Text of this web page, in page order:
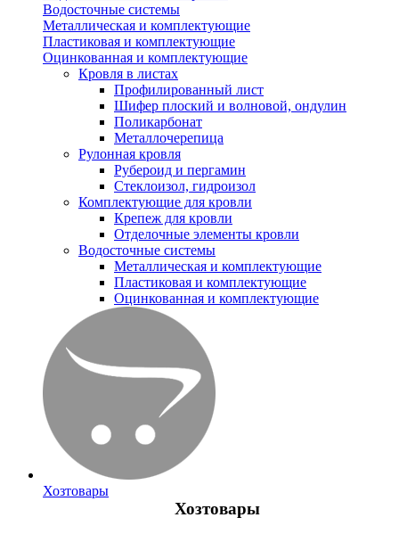
Водосточные системы
Металлическая и комплектующие
Пластиковая и комплектующие
Оцинкованная и комплектующие
Кровля в листах
Профилированный лист
Шифер плоский и волновой, ондулин
Поликарбонат
Металлочерепица
Рулонная кровля
Рубероид и пергамин
Стеклоизол, гидроизол
Комплектующие для кровли
Крепеж для кровли
Отделочные элементы кровли
Водосточные системы
Металлическая и комплектующие
Пластиковая и комплектующие
Оцинкованная и комплектующие
Хозтовары
Хозтовары